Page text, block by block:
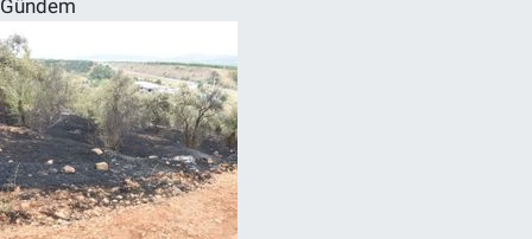
Gündem
RESMİ İLANLAR